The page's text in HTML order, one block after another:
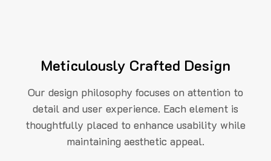
Meticulously Crafted Design
Our design philosophy focuses on attention to
detail and user experience. Each element is
thoughtfully placed to enhance usability while
maintaining aesthetic appeal.